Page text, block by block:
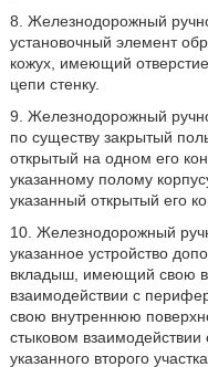
8. Железнодорожный
установочный элемент
кожух, имеющий
цепи стенку.
9. Железнодорожный
по существу закрытый
открытый на одном его
указанному полому
указанный открытый его
10. Железнодорожный
указанное устройство
вкладыш, имеющий свою
взаимодействии с
свою внутреннюю
стыковом
указанного второго